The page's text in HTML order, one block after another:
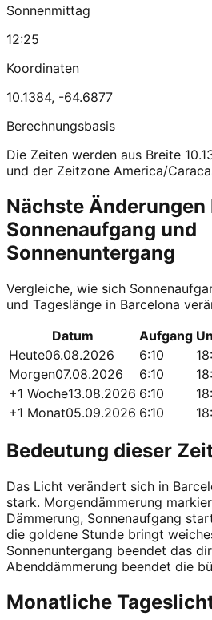
Sonnenmittag
12:25
Koordinaten
10.1384, -64.6877
Berechnungsbasis
Die Zeiten werden aus Breite
und der Zeitzone America/
Nächste Änderungen
Sonnenaufgang und
Sonnenuntergang
Vergleiche, wie sich
und Tageslänge in Barcelona
Datum
Aufgang
Heute06.08.2026 6:10
Morgen07.08.2026 6:10
+1 Woche13.08.2026 6:10
+1 Monat05.09.2026 6:10
Bedeutung dieser
Das Licht verändert sich in
stark. Morgendämmerung
Dämmerung, Sonnenaufgang
die goldene Stunde bringt
Sonnenuntergang beendet das
Abenddämmerung beendet die
Monatliche